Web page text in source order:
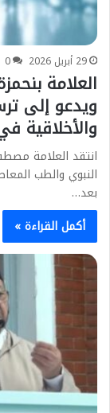
29 أبريل 2026 0
العلامة
ويدعو إلى
والأخلاقية
انتقد العلامة
النبوي والطب
بعد…
أكمل القراءة »